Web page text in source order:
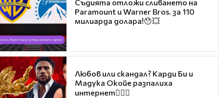
Съдията отложи сливането на
Paramount и Warner Bros. за 110
милиарда долара!😯💥
Любов или скандал? Карди Би и
Мадука Окойе разпалиха
интернет❤️‍🔥🔥